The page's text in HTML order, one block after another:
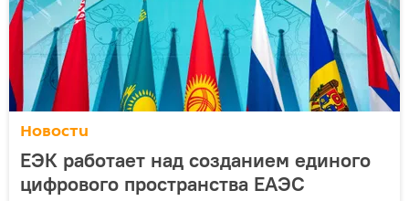
Новости
ЕЭК работает над созданием единого
цифрового пространства ЕАЭС